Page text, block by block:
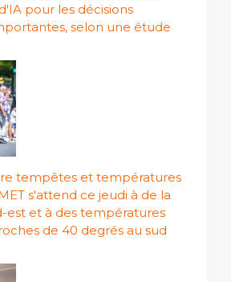
pour les décisions
selon une étude
tempêtes et températures
s'attend ce jeudi à de la
est et à des températures
de 40 degrés au sud